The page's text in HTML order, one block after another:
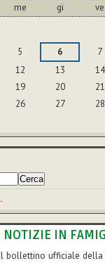
me gi ve
5 6 7
12 13 14
19 20 21
26 27 28
NOTIZIE IN
bollettino ufficiale della